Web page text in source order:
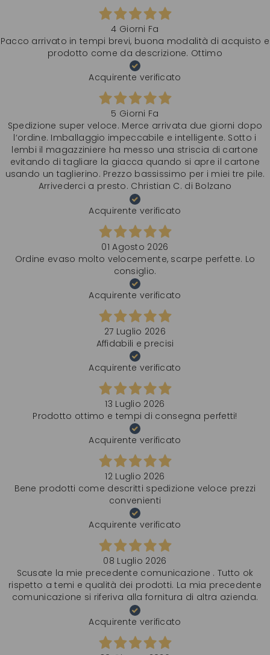
4 Giorni Fa
Pacco arrivato in tempi brevi, buona modalità di acquisto e
prodotto come da descrizione. Ottimo
Acquirente verificato
5 Giorni Fa
Spedizione super veloce. Merce arrivata due giorni dopo
l‘ordine. Imballaggio impeccabile e intelligente. Sotto i
lembi il magazziniere ha messo una striscia di cartone
evitando di tagliare la giacca quando si apre il cartone
usando un taglierino. Prezzo bassissimo per i miei tre pile.
Arrivederci a presto. Christian C. di Bolzano
Acquirente verificato
01 Agosto 2026
Ordine evaso molto velocemente, scarpe perfette. Lo
consiglio.
Acquirente verificato
27 Luglio 2026
Affidabili e precisi
Acquirente verificato
13 Luglio 2026
Prodotto ottimo e tempi di consegna perfetti!
Acquirente verificato
12 Luglio 2026
Bene prodotti come descritti spedizione veloce prezzi
convenienti
Acquirente verificato
08 Luglio 2026
Scusate la mie precedente comunicazione . Tutto ok
rispetto a temi e qualità dei prodotti. La mia precedente
comunicazione si riferiva alla fornitura di altra azienda.
Acquirente verificato